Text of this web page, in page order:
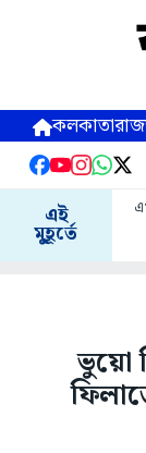
কলকাতা
এই
মুহূর্তে
ভুয়ো